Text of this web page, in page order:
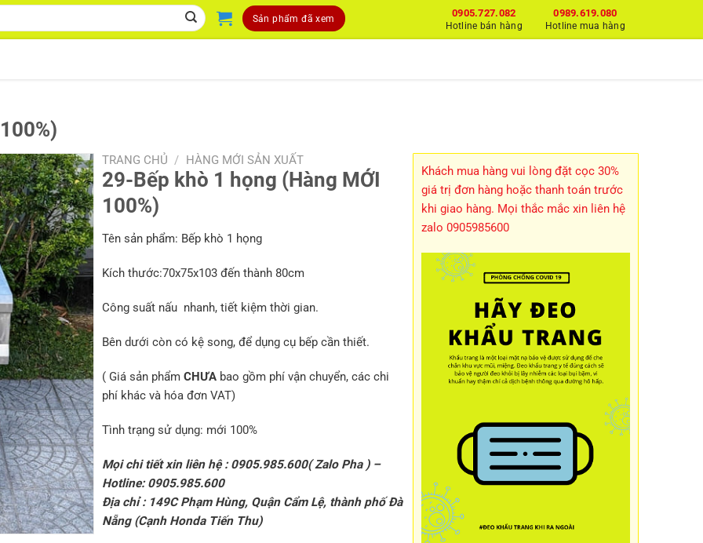
Sản phẩm đã xem 0989.619.080
Hotline mua hàng
0905.727.082
Hotline bán hàng
TRANG CHỦ / HÀNG MỚI SẢN XUẤT
29-Bếp khò 1 họng (Hàng MỚI
100%)
Tên sản phẩm: Bếp khò 1 họng
Kích thước:70x75x103 đến thành 80cm
Công suất nấu nhanh, tiết kiệm thời gian.
Bên dưới còn có kệ song, để dụng cụ bếp cần thiết.
( Giá sản phẩm CHƯAbao gồm phí vận chuyển, các chi
phí khác và hóa đơn VAT)
Tình trạng sử dụng: mới 100%
Mọi chi tiết xin liên hệ : 0905.985.600( Zalo Pha ) –
Hotline: 0905.985.600
Địa chỉ : 149C Phạm Hùng, Quận Cẩm Lệ, thành phố Đà
Nẵng (Cạnh Honda Tiến Thu)
Khách mua hàng vui lòng đặt cọc 30%
giá trị đơn hàng hoặc thanh toán trước
khi giao hàng. Mọi thắc mắc xin liên hệ
zalo 0905985600